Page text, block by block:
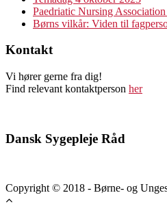
Paedriatic Nursing
Børns vilkår: Viden til
Kontakt
Vi hører gerne fra dig!
Find relevant kontaktperson her
Dansk Sygepleje Råd
Copyright © 2018 - Børne- og